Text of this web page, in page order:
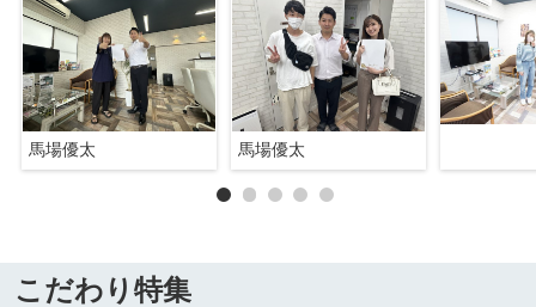
馬場優太 馬場優太
こだわり特集